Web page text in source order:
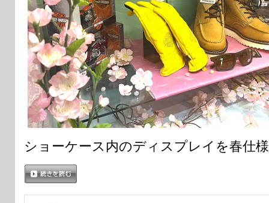
ショーケース内のディスプレイを春仕